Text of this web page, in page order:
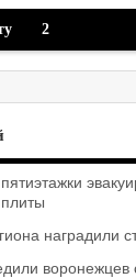
2
наградили
воронежцев